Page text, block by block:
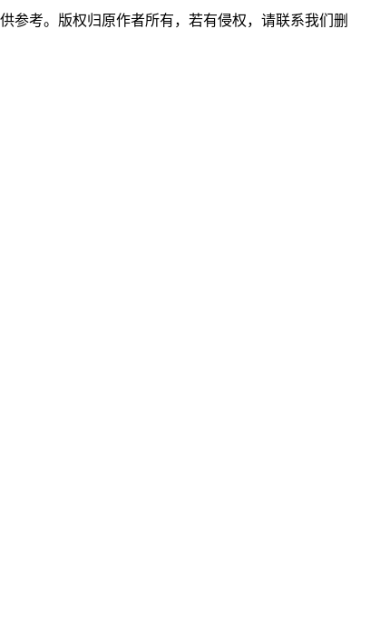
参考。版权归原作者所有，若有侵权，请联系我们删